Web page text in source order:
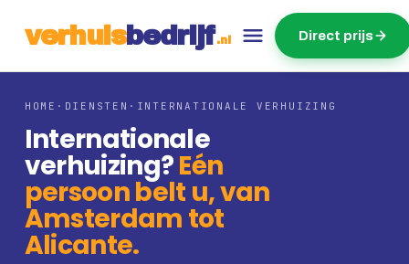
verhui sbed rij f .nl Direct prijs
HOME · DIENSTEN · INTERNATIONALE VERHUIZING
Internationale
verhuizing?Eén
persoon belt u, van
Amsterdam tot
Alicante.